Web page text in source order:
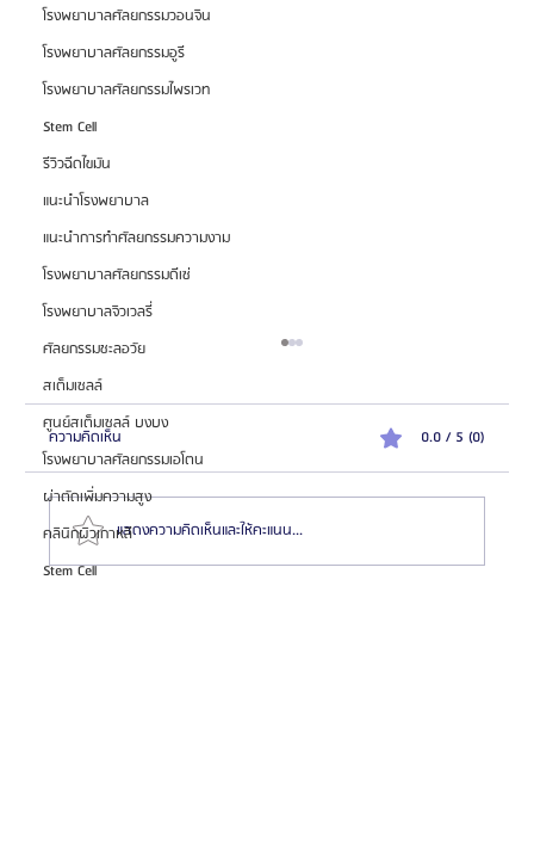
โรงพยาบาลศัลยกรรมวอนจิน
โรงพยาบาลศัลยกรรมอูรี
โรงพยาบาลศัลยกรรมไพรเวท
Stem Cell
รีวิวฉีดไขมัน
แนะนำโรงพยาบาล
แนะนำการทำศัลยกรรมความงาม
โรงพยาบาลศัลยกรรมดีเซ่
โรงพยาบาลจิวเวลรี่
ศัลยกรรมชะลอวัย
สเต็มเซลล์
ศูนย์สเต็มเซลล์ บงบง
โรงพยาบาลศัลยกรรมเอโตน
ผ่าตัดเพิ่มความสูง
คลินิกผิวเกาหลี
Stem Cell
ความคิดเห็น 0.0 / 5 (0)
แสดงความคิดเห็นและให้คะแนน...